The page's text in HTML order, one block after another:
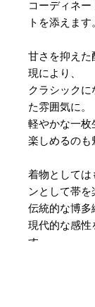
コーディネ
トを添えます
甘さを抑えた
現により、
クラシック
た雰囲気に。
軽やかな一枚
楽しめるのも
着物としては
ンとして帯を
伝統的な博多
現代的な感性
す。